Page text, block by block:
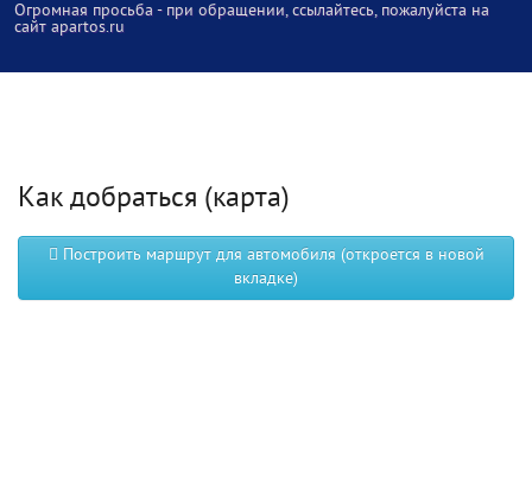
Огромная просьба - при обращении, ссылайтесь, пожалуйста на
сайт apartos.ru
Как добраться (карта)
Построить маршрут для автомобиля (откроется в новой
вкладке)